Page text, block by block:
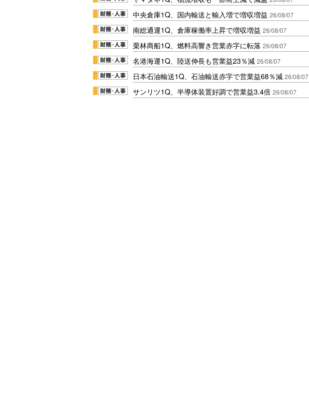
中央倉庫1Q、国内輸送と輸入増で増収増益 26/08/07
南総通運1Q、倉庫稼働率上昇で増収増益 26/08/07
栗林商船1Q、燃料高響き営業赤字に転落 26/08/07
名港海運1Q、陸送伸長も営業益23％減 26/08/07
日本石油輸送1Q、石油輸送赤字で営業益68％減 26/08/07
サンリツ1Q、半導体装置好調で営業益3.4倍 26/08/07